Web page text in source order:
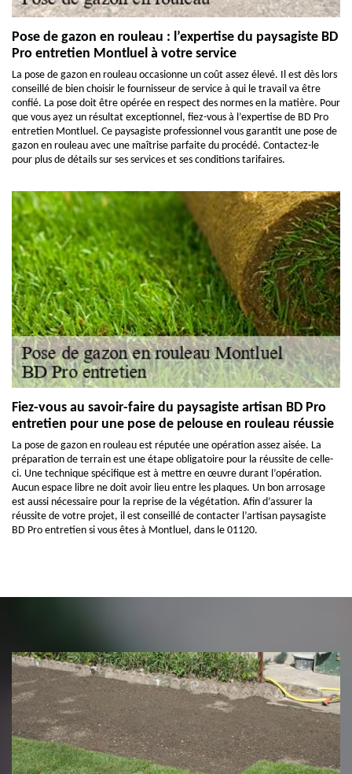
Pose de gazon en rouleau : l’expertise du paysagiste BD
Pro entretien Montluel à votre service
La pose de gazon en rouleau occasionne un coût assez élevé. Il est dès lors
conseillé de bien choisir le fournisseur de service à qui le travail va être
confié. La pose doit être opérée en respect des normes en la matière. Pour
que vous ayez un résultat exceptionnel, fiez-vous à l’expertise de BD Pro
entretien Montluel. Ce paysagiste professionnel vous garantit une pose de
gazon en rouleau avec une maîtrise parfaite du procédé. Contactez-le
pour plus de détails sur ses services et ses conditions tarifaires.
Fiez-vous au savoir-faire du paysagiste artisan BD Pro
entretien pour une pose de pelouse en rouleau réussie
La pose de gazon en rouleau est réputée une opération assez aisée. La
préparation de terrain est une étape obligatoire pour la réussite de celle-
ci. Une technique spécifique est à mettre en œuvre durant l’opération.
Aucun espace libre ne doit avoir lieu entre les plaques. Un bon arrosage
est aussi nécessaire pour la reprise de la végétation. Afin d’assurer la
réussite de votre projet, il est conseillé de contacter l’artisan paysagiste
BD Pro entretien si vous êtes à Montluel, dans le 01120.